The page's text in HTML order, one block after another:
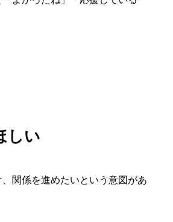
しい
関係を進めたいという意図があ